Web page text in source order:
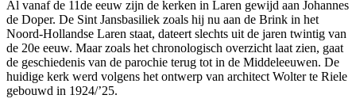
Al vanaf de 11de eeuw zijn de kerken in Laren gewijd aan Johannes
de Doper. De Sint Jansbasiliek zoals hij nu aan de Brink in het
Noord-Hollandse Laren staat, dateert slechts uit de jaren twintig van
de 20e eeuw. Maar zoals het chronologisch overzicht laat zien, gaat
de geschiedenis van de parochie terug tot in de Middeleeuwen. De
huidige kerk werd volgens het ontwerp van architect Wolter te Riele
gebouwd in 1924/’25.